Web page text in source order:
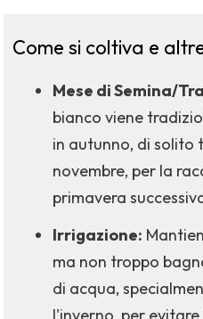
Come si coltiva e
Mese di Semina/
bianco viene
in autunno, di solito
novembre, per la
primavera
Irrigazione:
ma non troppo
di acqua,
l'inverno, per